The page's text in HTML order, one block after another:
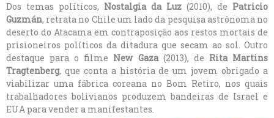
Dos temas políticos, Nostalgia da Luz (2010), de Patricio
Guzmán, retrata no Chile um lado da pesquisa astrônoma no
deserto do Atacama em contraposição aos restos mortais de
prisioneiros políticos da ditadura que secam ao sol. Outro
destaque para o filme New Gaza (2013), de Rita Martins
Tragtenberg, que conta a história de um jovem obrigado a
viabilizar uma fábrica coreana no Bom Retiro, nos quais
trabalhadores bolivianos produzem bandeiras de Israel e
EUA para vender a manifestantes.